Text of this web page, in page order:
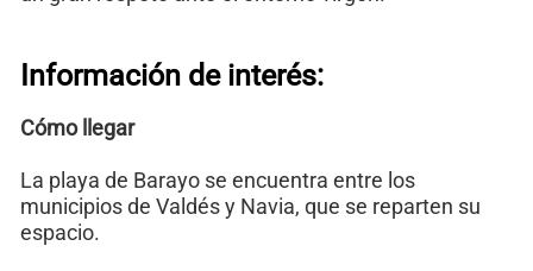
Información de interés:
Cómo llegar
La playa de Barayo se encuentra entre los
municipios de Valdés y Navia, que se reparten su
espacio.